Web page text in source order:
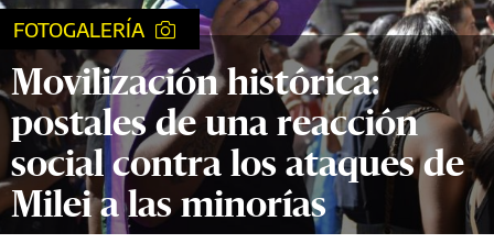
FOTOGALERÍA
Movilización histórica:
postales de una reacción
social contra los ataques de
Milei a las minorías